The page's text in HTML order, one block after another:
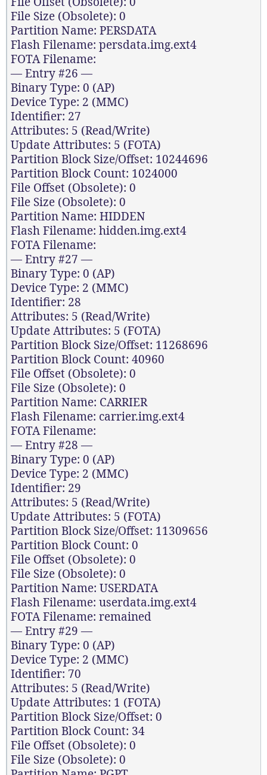
File Size (Obsolete): 0
Partition Name: PERSDATA
Flash Filename: persdata.img.ext4
FOTA Filename:
— Entry #26 —
Binary Type: 0 (AP)
Device Type: 2 (MMC)
Identifier: 27
Attributes: 5 (Read/Write)
Update Attributes: 5 (FOTA)
Partition Block Size/Offset: 10244696
Partition Block Count: 1024000
File Offset (Obsolete): 0
File Size (Obsolete): 0
Partition Name: HIDDEN
Flash Filename: hidden.img.ext4
FOTA Filename:
— Entry #27 —
Binary Type: 0 (AP)
Device Type: 2 (MMC)
Identifier: 28
Attributes: 5 (Read/Write)
Update Attributes: 5 (FOTA)
Partition Block Size/Offset: 11268696
Partition Block Count: 40960
File Offset (Obsolete): 0
File Size (Obsolete): 0
Partition Name: CARRIER
Flash Filename: carrier.img.ext4
FOTA Filename:
— Entry #28 —
Binary Type: 0 (AP)
Device Type: 2 (MMC)
Identifier: 29
Attributes: 5 (Read/Write)
Update Attributes: 5 (FOTA)
Partition Block Size/Offset: 11309656
Partition Block Count: 0
File Offset (Obsolete): 0
File Size (Obsolete): 0
Partition Name: USERDATA
Flash Filename: userdata.img.ext4
FOTA Filename: remained
— Entry #29 —
Binary Type: 0 (AP)
Device Type: 2 (MMC)
Identifier: 70
Attributes: 5 (Read/Write)
Update Attributes: 1 (FOTA)
Partition Block Size/Offset: 0
Partition Block Count: 34
File Offset (Obsolete): 0
File Size (Obsolete): 0